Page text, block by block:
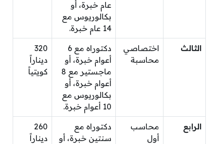
عام خبرة، أو
بكالوريوس مع
14 عام خبرة.
الثالث
اختصاصي
محاسبة
دكتوراه مع 6
أعوام خبرة، أو
ماجستير مع 8
أعوام خبرة، أو
بكالوريوس مع
10 أعوام خبرة.
320
ديناراً
كويتياً
الرابع
محاسب
أول
دكتوراه مع
سنتين خبرة، أو
260
ديناراً